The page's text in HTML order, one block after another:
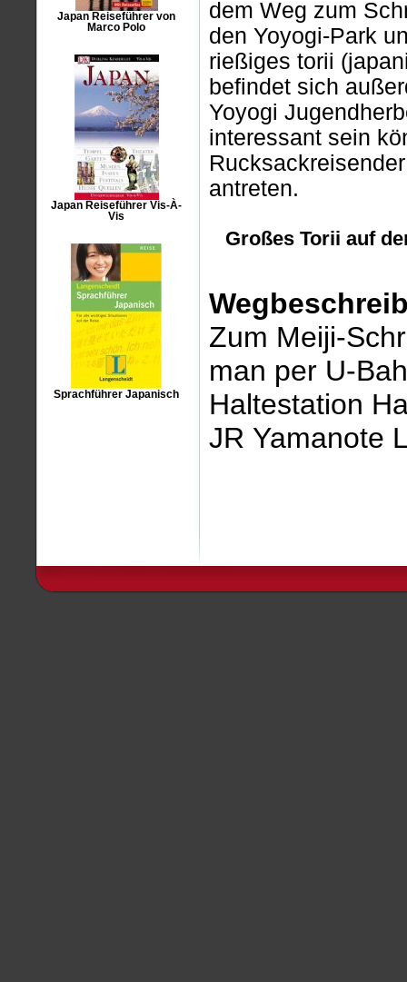
Japan Reiseführer von
Marco Polo
Japan Reiseführer Vis-À-
Vis
Sprachführer Japanisch
dem Weg zum
den Yoyogi-Park
rießiges torii
befindet sich
Yoyogi
interessant sein
antreten.
Großes Torii auf
Zum Meiji-
man per U-
Haltestation
JR Yamanote